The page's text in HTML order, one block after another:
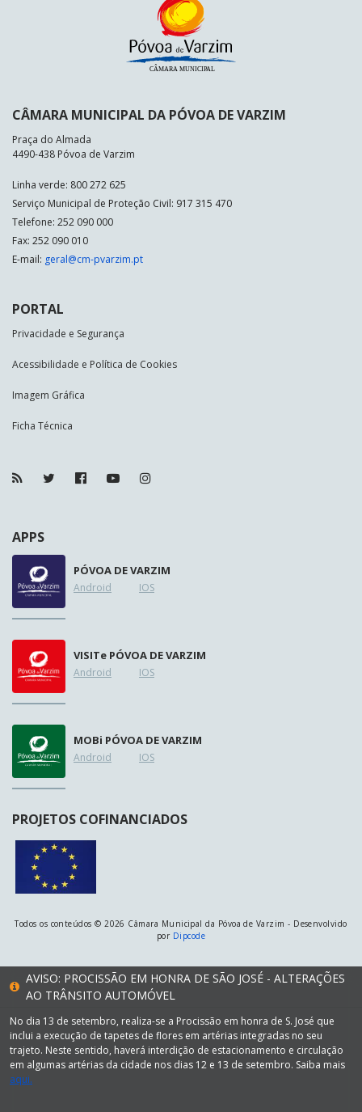
CÂMARA MUNICIPAL DA PÓVOA DE VARZIM
Praça do Almada
4490-438 Póvoa de Varzim
Linha verde: 800 272 625
Serviço Municipal de Proteção Civil: 917 315 470
Telefone: 252 090 000
Fax: 252 090 010
E-mail: geral@cm-pvarzim.pt
PORTAL
Privacidade e Segurança
Acessibilidade e Política de Cookies
Imagem Gráfica
Ficha Técnica
APPS
PÓVOA DE VARZIM
Android IOS
VISITe PÓVOA DE VARZIM
Android IOS
MOBi PÓVOA DE VARZIM
Android IOS
PROJETOS COFINANCIADOS
Todos os conteúdos © 2026 Câmara Municipal da Póvoa de Varzim - Desenvolvido
por Dipcode
AVISO: PROCISSÃO EM HONRA DE SÃO JOSÉ - ALTERAÇÕES
AO TRÂNSITO AUTOMÓVEL
No dia 13 de setembro, realiza-se a Procissão em honra de S. José que
inclui a execução de tapetes de flores em artérias integradas no seu
trajeto. Neste sentido, haverá interdição de estacionamento e circulação
em algumas artérias da cidade nos dias 12 e 13 de setembro. Saiba mais
aqui.